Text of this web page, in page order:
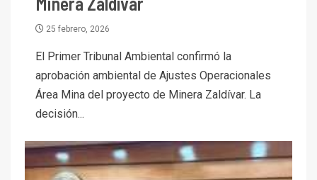
25 febrero, 2026
El Primer Tribunal Ambiental confirmó la
aprobación ambiental de Ajustes Operacionales
Área Mina del proyecto de Minera Zaldívar. La
decisión...